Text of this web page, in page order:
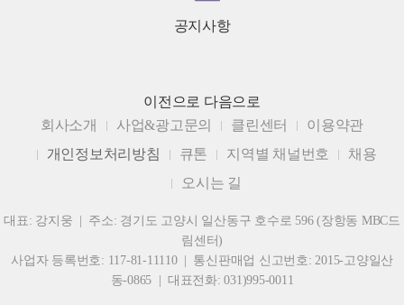
공지사항
이전으로 다음으로
회사소개
사업&광고문의 클린센터
이용약관
개인정보처리방침
큐톤 지역별 채널번호
채용
오시는 길
대표: 강지웅 | 주소: 경기도 고양시 일산동구 호수로 596 (장항동 MBC드
림센터)
사업자 등록번호: 117-81-11110 | 통신판매업 신고번호: 2015-고양일산
동-0865 | 대표전화: 031)995-0011